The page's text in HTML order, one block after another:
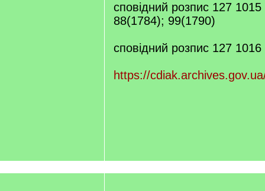
cповідний розпис 127
88(1784); 99(1790)
cповідний розпис 127
https://